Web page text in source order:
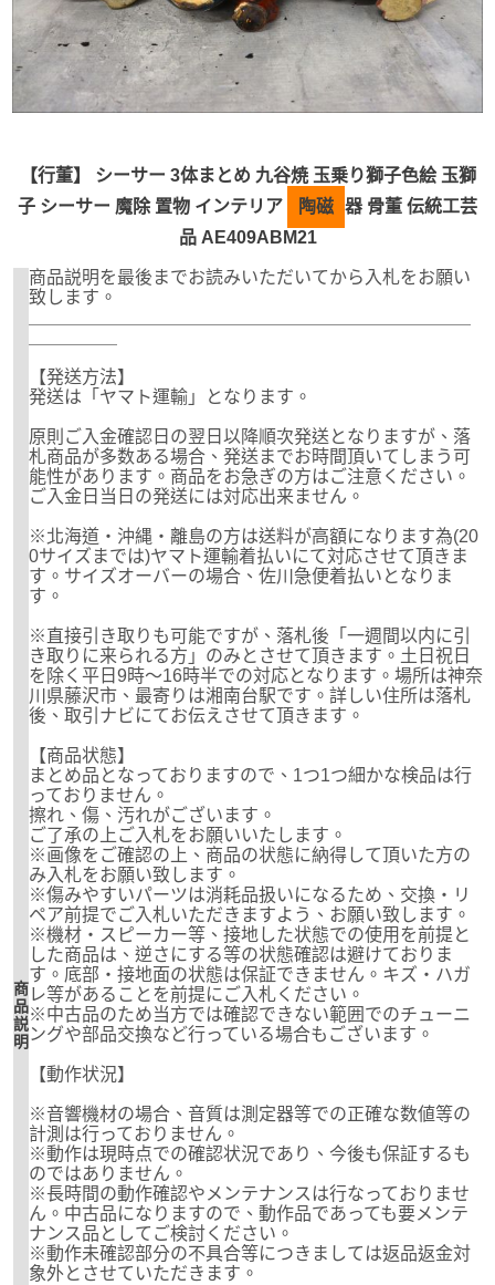
【行董】 シーサー 3体まとめ 九谷焼 玉乗り獅子色絵 玉獅
子 シーサー 魔除 置物 インテリア
陶磁 器 骨董 伝統工芸
品 AE409ABM21
商
品
説
明
商品説明を最後までお読みいただいてから入札をお願い
致します。
【発送方法】
発送は「ヤマト運輸」となります。
原則ご入金確認日の翌日以降順次発送となりますが、落
札商品が多数ある場合、発送までお時間頂いてしまう可
能性があります。商品をお急ぎの方はご注意ください。
ご入金日当日の発送には対応出来ません。
※北海道・沖縄・離島の方は送料が高額になります為(20
0サイズまでは)ヤマト運輸着払いにて対応させて頂きま
す。サイズオーバーの場合、佐川急便着払いとなりま
す。
※直接引き取りも可能ですが、落札後「一週間以内に引
き取りに来られる方」のみとさせて頂きます。土日祝日
を除く平日9時～16時半での対応となります。場所は神奈
川県藤沢市、最寄りは湘南台駅です。詳しい住所は落札
後、取引ナビにてお伝えさせて頂きます。
【商品状態】
まとめ品となっておりますので、1つ1つ細かな検品は行
っておりません。
擦れ、傷、汚れがございます。
ご了承の上ご入札をお願いいたします。
※画像をご確認の上、商品の状態に納得して頂いた方の
み入札をお願い致します。
※傷みやすいパーツは消耗品扱いになるため、交換・リ
ペア前提でご入札いただきますよう、お願い致します。
※機材・スピーカー等、接地した状態での使用を前提と
した商品は、逆さにする等の状態確認は避けておりま
す。底部・接地面の状態は保証できません。キズ・ハガ
レ等があることを前提にご入札ください。
※中古品のため当方では確認できない範囲でのチューニ
ングや部品交換など行っている場合もございます。
【動作状況】
※音響機材の場合、音質は測定器等での正確な数値等の
計測は行っておりません。
※動作は現時点での確認状況であり、今後も保証するも
のではありません。
※長時間の動作確認やメンテナンスは行なっておりませ
ん。中古品になりますので、動作品であっても要メンテ
ナンス品としてご検討ください。
※動作未確認部分の不具合等につきましては返品返金対
象外とさせていただきます。